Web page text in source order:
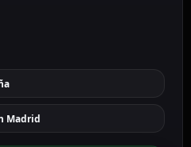
Madrid